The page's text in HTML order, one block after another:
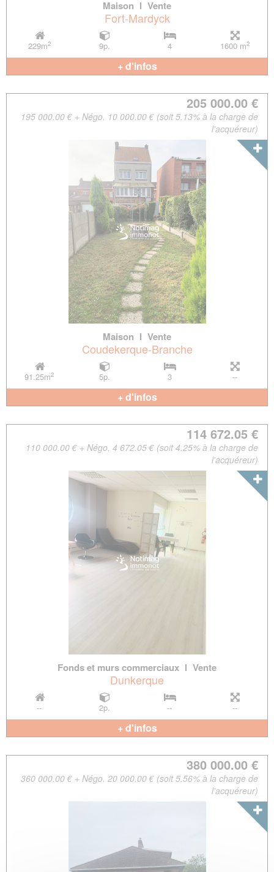
Maison l Vente
Fort-Mardyck
229m2 9p. 4 1600 m2
+ d'infos
205 000.00 €
195 000.00 € + Négo. 10 000.00 € (soit 5.13% à la charge de
l'acquéreur)
Maison l Vente
Coudekerque-Branche
91.25m2 5p. 3 --
+ d'infos
114 672.05 €
110 000.00 € + Négo. 4 672.05 € (soit 4.25% à la charge de
l'acquéreur)
Fonds et murs commerciaux l Vente
Dunkerque
-- 2p. -- --
+ d'infos
380 000.00 €
360 000.00 € + Négo. 20 000.00 € (soit 5.56% à la charge de
l'acquéreur)